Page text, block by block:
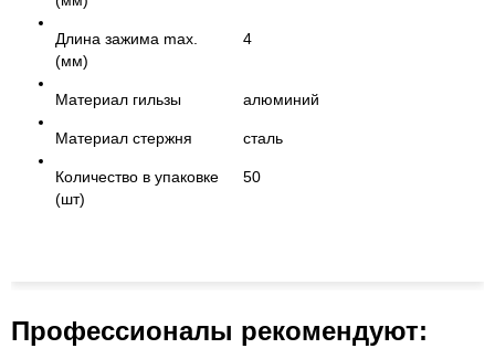
Длина зажима max.
(мм)
4
Материал гильзы алюминий
Материал стержня сталь
Количество в упаковке
(шт)
50
Профессионалы рекомендуют: